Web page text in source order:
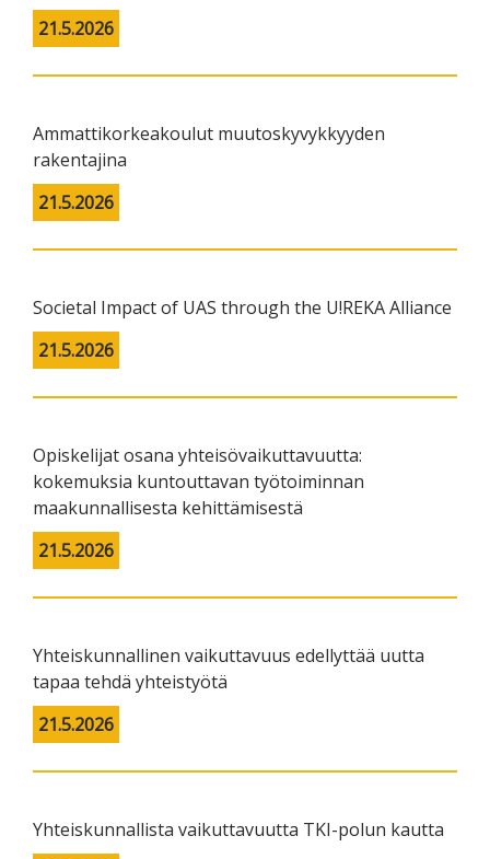
21.5.2026
Ammattikorkeakoulut muutoskyvykkyyden
rakentajina
21.5.2026
Societal Impact of UAS through the U!REKA Alliance
21.5.2026
Opiskelijat osana yhteisövaikuttavuutta:
kokemuksia kuntouttavan työtoiminnan
maakunnallisesta kehittämisestä
21.5.2026
Yhteiskunnallinen vaikuttavuus edellyttää uutta
tapaa tehdä yhteistyötä
21.5.2026
Yhteiskunnallista vaikuttavuutta TKI-polun kautta